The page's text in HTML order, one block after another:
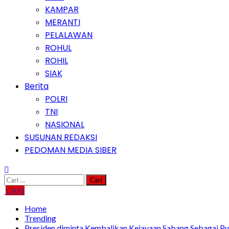
KAMPAR
MERANTI
PELALAWAN
ROHUL
ROHIL
SIAK
Berita
POLRI
TNI
NASIONAL
SUSUNAN REDAKSI
PEDOMAN MEDIA SIBER
Cari
untuk:
CARI
Home
Trending